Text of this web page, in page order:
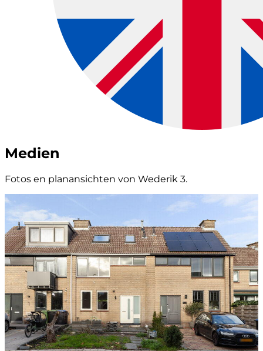
Medien
Fotos en planansichten von Wederik 3.